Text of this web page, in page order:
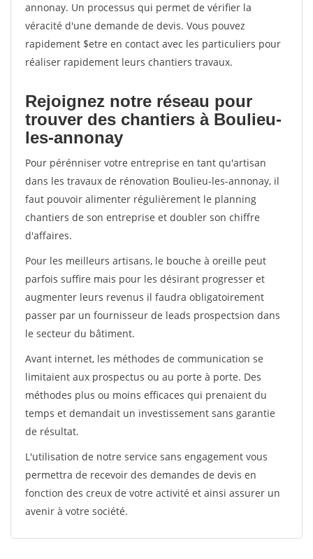
annonay. Un processus qui permet de vérifier la
véracité d'une demande de devis. Vous pouvez
rapidement $etre en contact avec les particuliers pour
réaliser rapidement leurs chantiers travaux.
Rejoignez notre réseau pour
trouver des chantiers à Boulieu-
les-annonay
Pour pérénniser votre entreprise en tant qu'artisan
dans les travaux de rénovation Boulieu-les-annonay, il
faut pouvoir alimenter régulièrement le planning
chantiers de son entreprise et doubler son chiffre
d'affaires.
Pour les meilleurs artisans, le bouche à oreille peut
parfois suffire mais pour les désirant progresser et
augmenter leurs revenus il faudra obligatoirement
passer par un fournisseur de leads prospectsion dans
le secteur du bâtiment.
Avant internet, les méthodes de communication se
limitaient aux prospectus ou au porte à porte. Des
méthodes plus ou moins efficaces qui prenaient du
temps et demandait un investissement sans garantie
de résultat.
L'utilisation de notre service sans engagement vous
permettra de recevoir des demandes de devis en
fonction des creux de votre activité et ainsi assurer un
avenir à votre société.